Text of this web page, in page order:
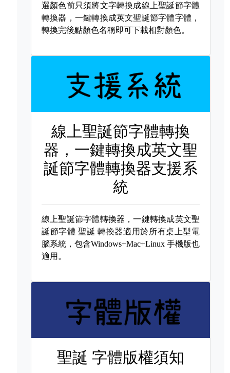
選顏色前只須將文字轉換成線上聖誕節字體
轉換器，一鍵轉換成英文聖誕節字體字體，
轉換完後點顏色名稱即可下載相對顏色。
線上聖誕節字體轉換
器，一鍵轉換成英文聖
誕節字體轉換器支援系
統
線上聖誕節字體轉換器，一鍵轉換成英文聖
誕節字體聖誕 轉換器適用於所有桌上型電
腦系統，包含Windows+Mac+Linux 手機版也
適用。
聖誕 字體版權須知